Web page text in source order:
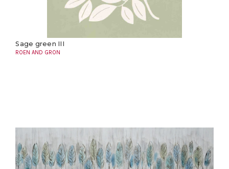
Sage green III
ROEN AND GRON